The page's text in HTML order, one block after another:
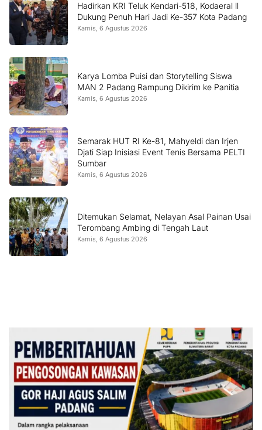
Hadirkan KRI Teluk Kendari-518, Kodaeral ll
Dukung Penuh Hari Jadi Ke-357 Kota Padang
Kamis, 6 Agustus 2026
Karya Lomba Puisi dan Storytelling Siswa
MAN 2 Padang Rampung Dikirim ke Panitia
Kamis, 6 Agustus 2026
Semarak HUT RI Ke-81, Mahyeldi dan Irjen
Djati Siap Inisiasi Event Tenis Bersama PELTI
Sumbar
Kamis, 6 Agustus 2026
Ditemukan Selamat, Nelayan Asal Painan Usai
Terombang Ambing di Tengah Laut
Kamis, 6 Agustus 2026